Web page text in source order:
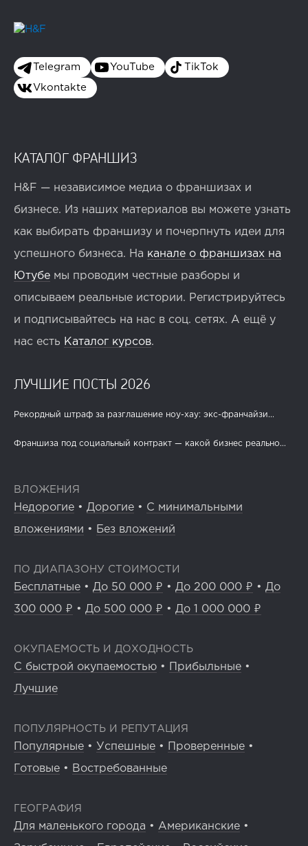
Telegram YouTube TikTok
Vkontakte
КАТАЛОГ ФРАНШИЗ
H&F — независимое медиа о франшизах и
бизнесе. Из наших материалов вы можете узнать
как выбирать франшизу и почерпнуть идеи для
успешного бизнеса. На канале о франшизах на
Ютубе мы проводим честные разборы и
описываем реальные истории. Регистрируйтесь
и подписывайтесь на нас в соц. сетях. А ещё у
нас есть Каталог курсов.
ЛУЧШИЕ ПОСТЫ 2026
Рекордный штраф за разглашение ноу-хау: экс-франчайзи...
Франшиза под социальный контракт — какой бизнес реально...
ВЛОЖЕНИЯ
Недорогие • Дорогие • С минимальными
вложениями • Без вложений
ПО ДИАПАЗОНУ СТОИМОСТИ
Бесплатные • До 50 000 ₽ • До 200 000 ₽ • До
300 000 ₽ • До 500 000 ₽ • До 1 000 000 ₽
ОКУПАЕМОСТЬ И ДОХОДНОСТЬ
С быстрой окупаемостью • Прибыльные •
Лучшие
ПОПУЛЯРНОСТЬ И РЕПУТАЦИЯ
Популярные • Успешные • Проверенные •
Готовые • Востребованные
ГЕОГРАФИЯ
Для маленького города • Американские •